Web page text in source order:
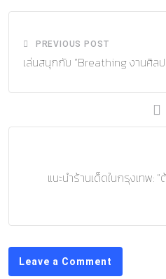
PREVIOUS POST
เล่นสนุกกับ “Breathing งานศิล
แนะนำร้านเด็ดในกรุงเทพ:
Leave a Comment